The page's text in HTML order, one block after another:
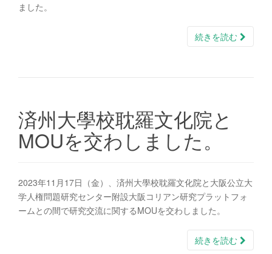
ました。
続きを読む
済州大學校耽羅文化院と
MOUを交わしました。
2023年11月17日（金）、済州大學校耽羅文化院と大阪公立大
学人権問題研究センター附設大阪コリアン研究プラットフォ
ームとの間で研究交流に関するMOUを交わしました。
続きを読む